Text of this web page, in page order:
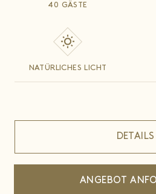
40 GÄSTE
NATÜRLICHES LICHT
DETAILS
ANGEBOT